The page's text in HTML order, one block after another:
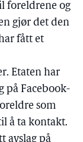
foreldrene og
gjør det den
fått et
Etaten har
på Facebook-
som
å ta kontakt.
avslag på